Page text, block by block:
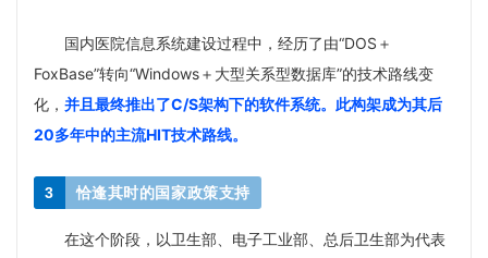
国内医院信息系统建设过程中，经历了由“DOS＋
FoxBase”转向“Windows＋大型关系型数据库”的技术路线变
化， 并且最终推出了C/S架构下的软件系统。此构架成为其后
20多年中的主流HIT技术路线。
3 恰逢其时的国家政策支持
在这个阶段，以卫生部、电子工业部、总后卫生部为代表